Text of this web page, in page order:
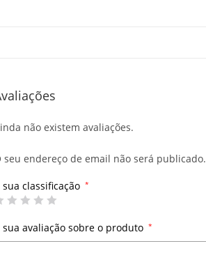
não existem avaliações.
seu endereço de email não será publicado.
sua classificação *
sua avaliação sobre o produto *